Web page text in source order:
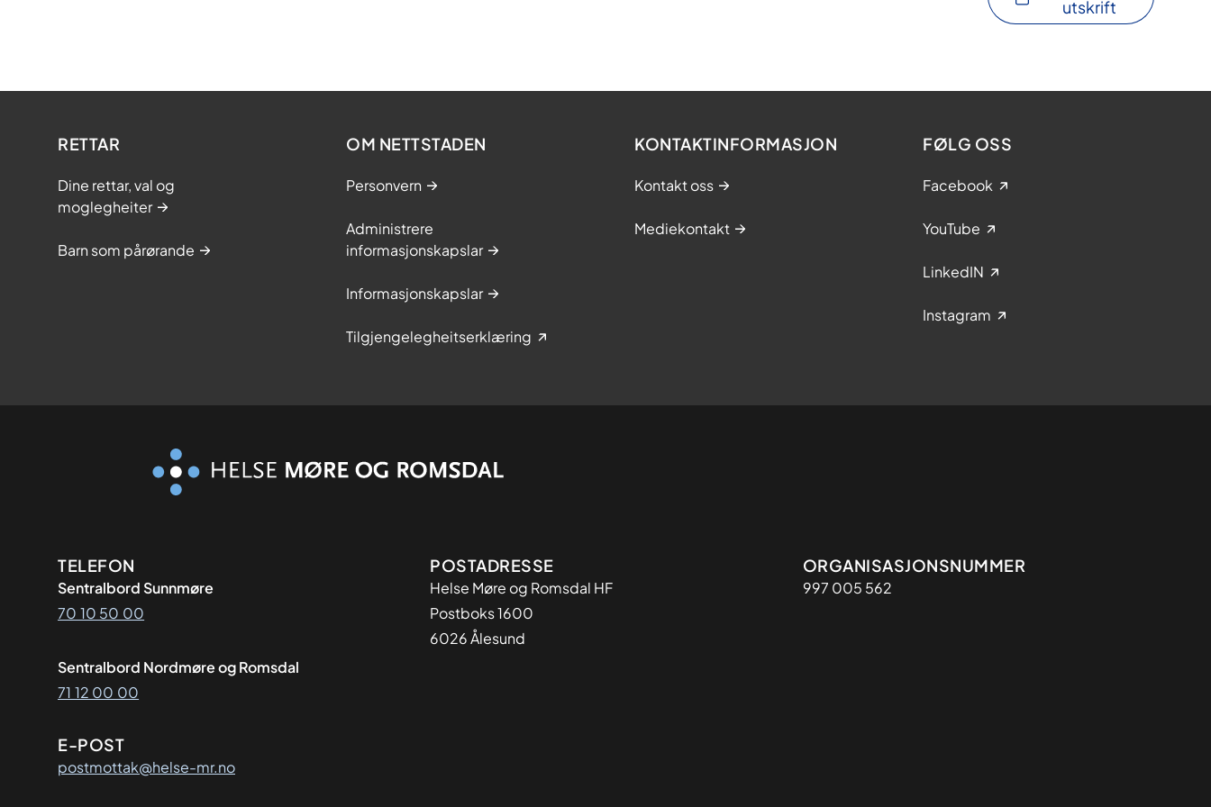
utskrift
RETTAR
Dine rettar, val og
moglegheiter
Barn som pårørande
OM NETTSTADEN
Personvern
Administrere
informasjonskapslar
Informasjonskapslar
Tilgjengelegheitserklæring
KONTAKTINFORMASJON
Kontakt oss
Mediekontakt
FØLG OSS
Facebook
YouTube
LinkedIN
Instagram
Kontaktinformasjon
TELEFON
Sentralbord Sunnmøre
70 10 50 00
Sentralbord Nordmøre og Romsdal
71 12 00 00
E-POST
postmottak@helse-mr.no
Adresse
POSTADRESSE
Helse Møre og Romsdal HF
Postboks 1600
6026 Ålesund
Organisasjon
ORGANISASJONSNUMMER
997 005 562